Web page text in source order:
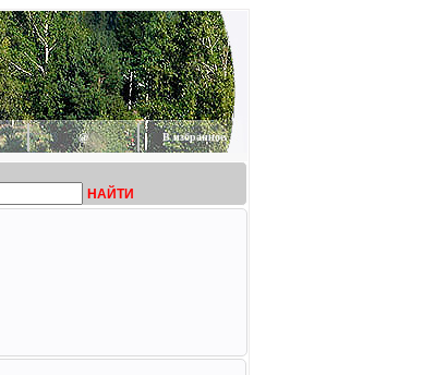
@ В избранное
НАЙТИ